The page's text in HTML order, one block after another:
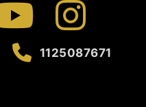
1125087671